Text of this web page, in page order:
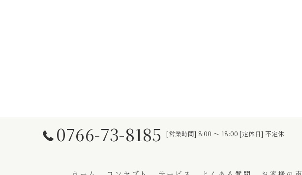
0766-73-8185 [営業時間] 8:00 〜 18:00 [定休日] 不定休